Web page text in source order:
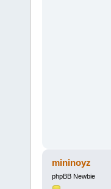
mininoyz
phpBB Newbie